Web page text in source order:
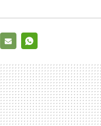
MAIL